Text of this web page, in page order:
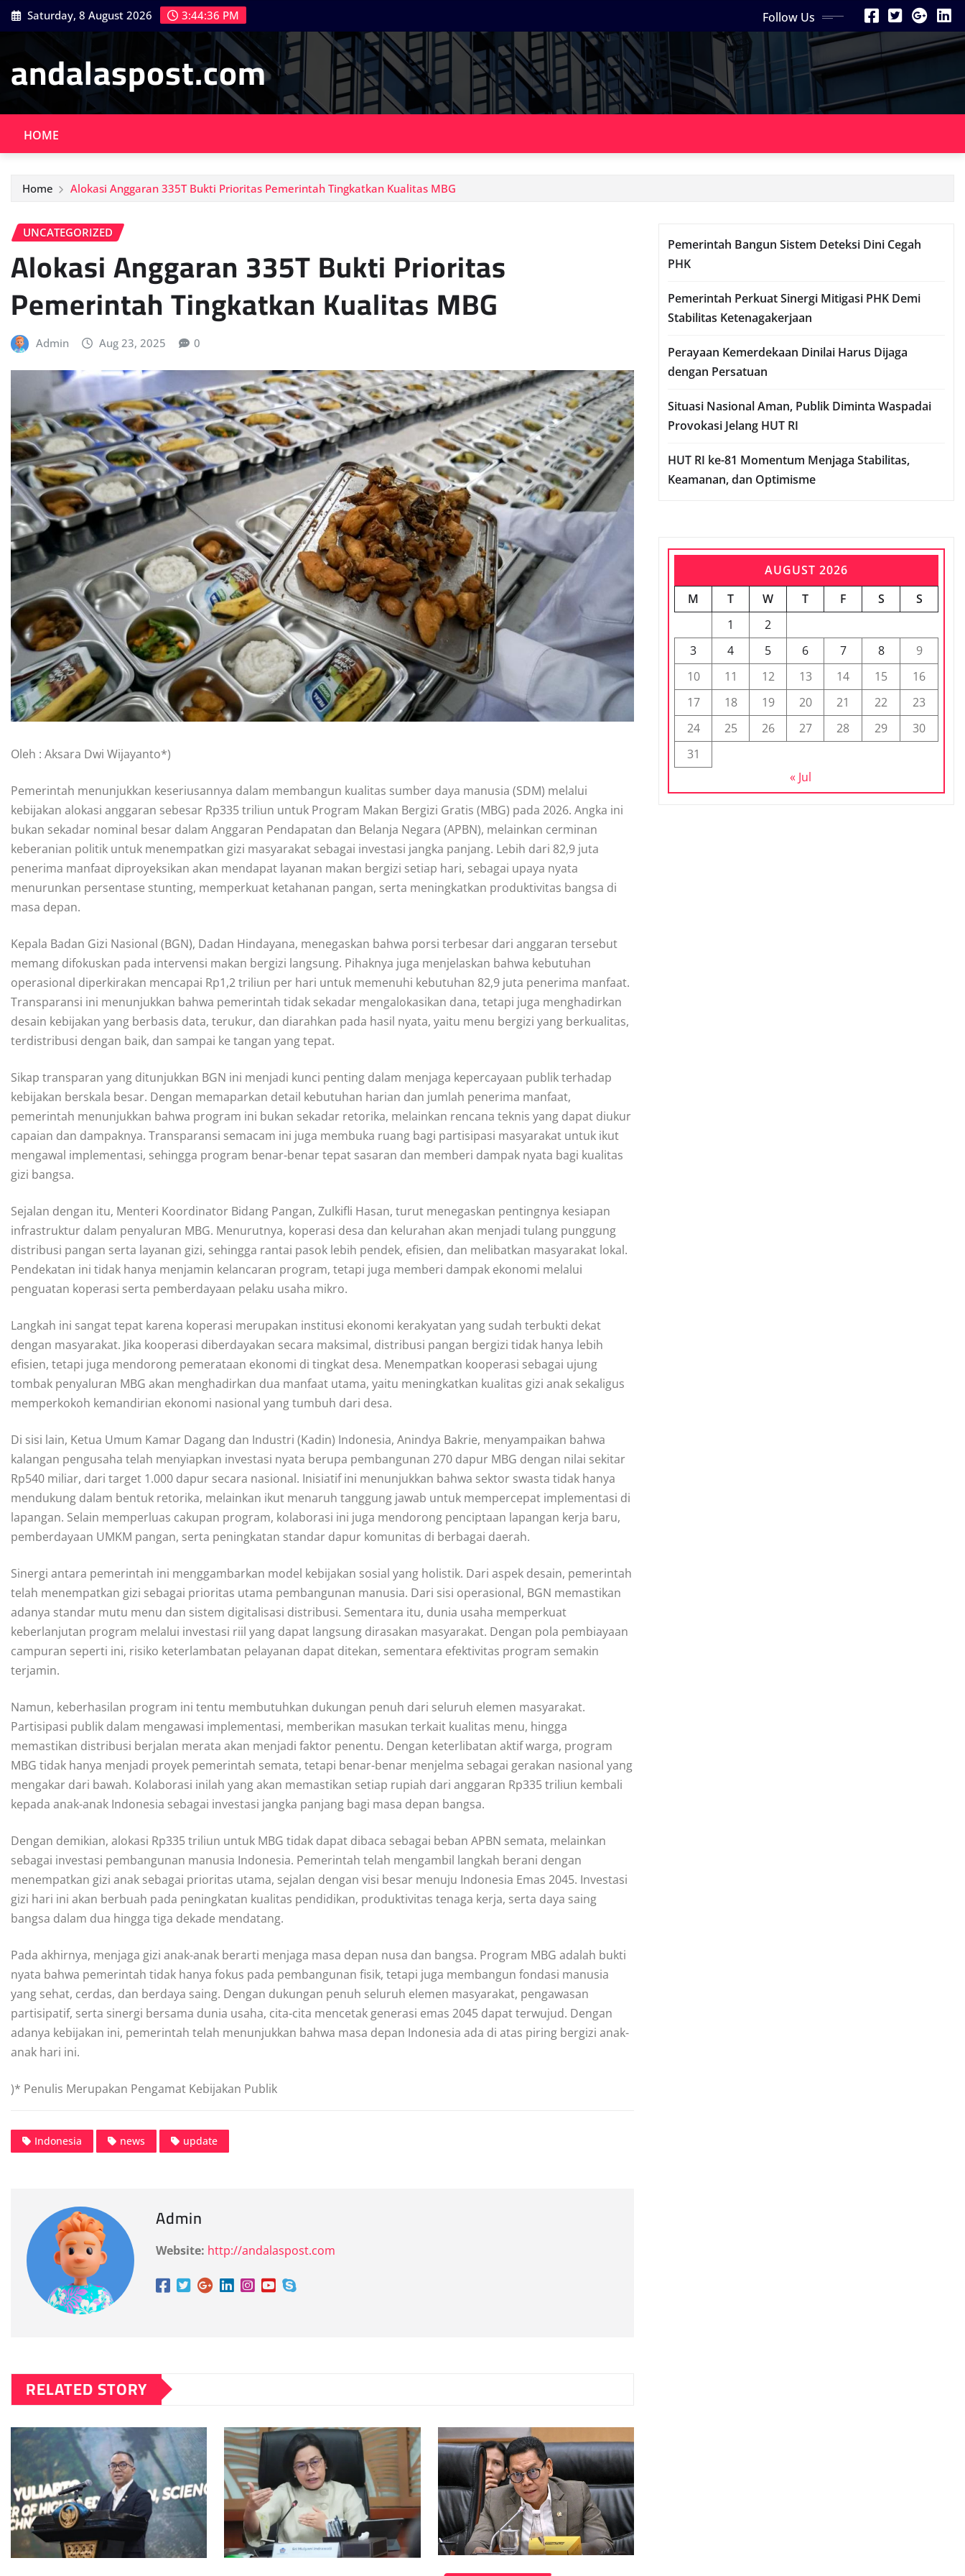
Skip
to
Saturday, 8 August 2026 3:44:38 PM Follow Us
andalaspost.com
HOME
Home Alokasi Anggaran 335T Bukti Prioritas Pemerintah Tingkatkan Kualitas MBG
UNCATEGORIZED
Alokasi Anggaran 335T Bukti Prioritas
Pemerintah Tingkatkan Kualitas MBG
Admin Aug 23, 2025 0
Oleh : Aksara Dwi Wijayanto*)
Pemerintah menunjukkan keseriusannya dalam membangun kualitas sumber daya manusia (SDM) melalui
kebijakan alokasi anggaran sebesar Rp335 triliun untuk Program Makan Bergizi Gratis (MBG) pada 2026. Angka ini
bukan sekadar nominal besar dalam Anggaran Pendapatan dan Belanja Negara (APBN), melainkan cerminan
keberanian politik untuk menempatkan gizi masyarakat sebagai investasi jangka panjang. Lebih dari 82,9 juta
penerima manfaat diproyeksikan akan mendapat layanan makan bergizi setiap hari, sebagai upaya nyata
menurunkan persentase stunting, memperkuat ketahanan pangan, serta meningkatkan produktivitas bangsa di
masa depan.
Kepala Badan Gizi Nasional (BGN), Dadan Hindayana, menegaskan bahwa porsi terbesar dari anggaran tersebut
memang difokuskan pada intervensi makan bergizi langsung. Pihaknya juga menjelaskan bahwa kebutuhan
operasional diperkirakan mencapai Rp1,2 triliun per hari untuk memenuhi kebutuhan 82,9 juta penerima manfaat.
Transparansi ini menunjukkan bahwa pemerintah tidak sekadar mengalokasikan dana, tetapi juga menghadirkan
desain kebijakan yang berbasis data, terukur, dan diarahkan pada hasil nyata, yaitu menu bergizi yang berkualitas,
terdistribusi dengan baik, dan sampai ke tangan yang tepat.
Sikap transparan yang ditunjukkan BGN ini menjadi kunci penting dalam menjaga kepercayaan publik terhadap
kebijakan berskala besar. Dengan memaparkan detail kebutuhan harian dan jumlah penerima manfaat,
pemerintah menunjukkan bahwa program ini bukan sekadar retorika, melainkan rencana teknis yang dapat diukur
capaian dan dampaknya. Transparansi semacam ini juga membuka ruang bagi partisipasi masyarakat untuk ikut
mengawal implementasi, sehingga program benar-benar tepat sasaran dan memberi dampak nyata bagi kualitas
gizi bangsa.
Sejalan dengan itu, Menteri Koordinator Bidang Pangan, Zulkifli Hasan, turut menegaskan pentingnya kesiapan
infrastruktur dalam penyaluran MBG. Menurutnya, koperasi desa dan kelurahan akan menjadi tulang punggung
distribusi pangan serta layanan gizi, sehingga rantai pasok lebih pendek, efisien, dan melibatkan masyarakat lokal.
Pendekatan ini tidak hanya menjamin kelancaran program, tetapi juga memberi dampak ekonomi melalui
penguatan koperasi serta pemberdayaan pelaku usaha mikro.
Langkah ini sangat tepat karena koperasi merupakan institusi ekonomi kerakyatan yang sudah terbukti dekat
dengan masyarakat. Jika kooperasi diberdayakan secara maksimal, distribusi pangan bergizi tidak hanya lebih
efisien, tetapi juga mendorong pemerataan ekonomi di tingkat desa. Menempatkan kooperasi sebagai ujung
tombak penyaluran MBG akan menghadirkan dua manfaat utama, yaitu meningkatkan kualitas gizi anak sekaligus
memperkokoh kemandirian ekonomi nasional yang tumbuh dari desa.
Di sisi lain, Ketua Umum Kamar Dagang dan Industri (Kadin) Indonesia, Anindya Bakrie, menyampaikan bahwa
kalangan pengusaha telah menyiapkan investasi nyata berupa pembangunan 270 dapur MBG dengan nilai sekitar
Rp540 miliar, dari target 1.000 dapur secara nasional. Inisiatif ini menunjukkan bahwa sektor swasta tidak hanya
mendukung dalam bentuk retorika, melainkan ikut menaruh tanggung jawab untuk mempercepat implementasi di
lapangan. Selain memperluas cakupan program, kolaborasi ini juga mendorong penciptaan lapangan kerja baru,
pemberdayaan UMKM pangan, serta peningkatan standar dapur komunitas di berbagai daerah.
Sinergi antara pemerintah ini menggambarkan model kebijakan sosial yang holistik. Dari aspek desain, pemerintah
telah menempatkan gizi sebagai prioritas utama pembangunan manusia. Dari sisi operasional, BGN memastikan
adanya standar mutu menu dan sistem digitalisasi distribusi. Sementara itu, dunia usaha memperkuat
keberlanjutan program melalui investasi riil yang dapat langsung dirasakan masyarakat. Dengan pola pembiayaan
campuran seperti ini, risiko keterlambatan pelayanan dapat ditekan, sementara efektivitas program semakin
terjamin.
Namun, keberhasilan program ini tentu membutuhkan dukungan penuh dari seluruh elemen masyarakat.
Partisipasi publik dalam mengawasi implementasi, memberikan masukan terkait kualitas menu, hingga
memastikan distribusi berjalan merata akan menjadi faktor penentu. Dengan keterlibatan aktif warga, program
MBG tidak hanya menjadi proyek pemerintah semata, tetapi benar-benar menjelma sebagai gerakan nasional yang
mengakar dari bawah. Kolaborasi inilah yang akan memastikan setiap rupiah dari anggaran Rp335 triliun kembali
kepada anak-anak Indonesia sebagai investasi jangka panjang bagi masa depan bangsa.
Dengan demikian, alokasi Rp335 triliun untuk MBG tidak dapat dibaca sebagai beban APBN semata, melainkan
sebagai investasi pembangunan manusia Indonesia. Pemerintah telah mengambil langkah berani dengan
menempatkan gizi anak sebagai prioritas utama, sejalan dengan visi besar menuju Indonesia Emas 2045. Investasi
gizi hari ini akan berbuah pada peningkatan kualitas pendidikan, produktivitas tenaga kerja, serta daya saing
bangsa dalam dua hingga tiga dekade mendatang.
Pada akhirnya, menjaga gizi anak-anak berarti menjaga masa depan nusa dan bangsa. Program MBG adalah bukti
nyata bahwa pemerintah tidak hanya fokus pada pembangunan fisik, tetapi juga membangun fondasi manusia
yang sehat, cerdas, dan berdaya saing. Dengan dukungan penuh seluruh elemen masyarakat, pengawasan
partisipatif, serta sinergi bersama dunia usaha, cita-cita mencetak generasi emas 2045 dapat terwujud. Dengan
adanya kebijakan ini, pemerintah telah menunjukkan bahwa masa depan Indonesia ada di atas piring bergizi anak-
anak hari ini.
)* Penulis Merupakan Pengamat Kebijakan Publik
Indonesia news update
Admin
Website: http://andalaspost.com
RELATED STORY
Pemerintah Bangun Sistem Deteksi Dini Cegah
PHK
Pemerintah Perkuat Sinergi Mitigasi PHK Demi
Stabilitas Ketenagakerjaan
Perayaan Kemerdekaan Dinilai Harus Dijaga
dengan Persatuan
Situasi Nasional Aman, Publik Diminta Waspadai
Provokasi Jelang HUT RI
HUT RI ke-81 Momentum Menjaga Stabilitas,
Keamanan, dan Optimisme
AUGUST 2026
M
T W T F S
S
1
2
3
4 5 6 7 8
9
10
11 12 13 14 15
16
17
18 19 20 21 22
23
24
25 26 27 28 29
30
31
« Jul